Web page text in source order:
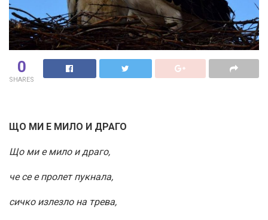
0
SHARES
ЩО МИ Е МИЛО И ДРАГО
Що ми е мило и драго,
че се е пролет пукнала,
сичко излезло на трева,